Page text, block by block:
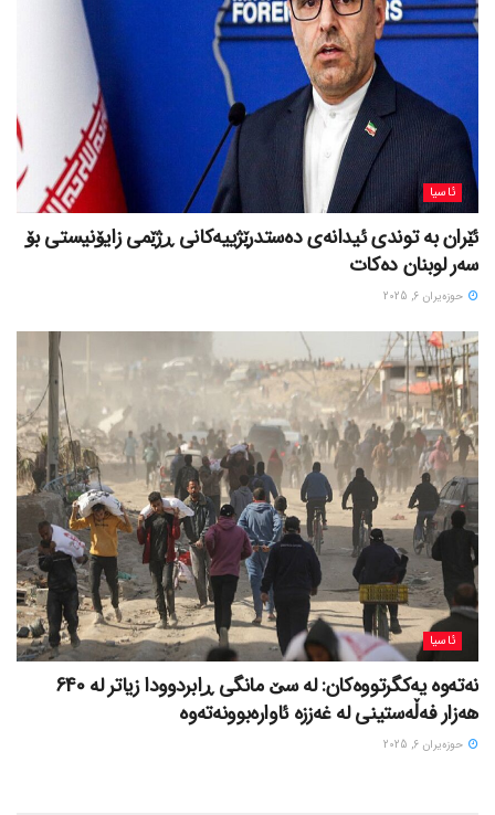
ئاسیا
ئێران بە توندی ئیدانەی دەستدرێژییەکانی ڕژێمی زایۆنیستی بۆ
سەر لوبنان دەکات
حوزه‌یران 6, 2025
ئاسیا
نەتەوە یەکگرتووەکان: لە سێ مانگی ڕابردوودا زیاتر لە 640
هەزار فەڵەستینی لە غەززە ئاوارەبوونەتەوە
حوزه‌یران 6, 2025